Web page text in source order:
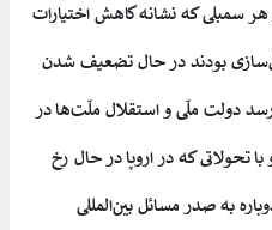
هر سمبلی که نشانه کاهش اختیارات
بودند در حال تضعیف شدن
دولت ملّی و استقلال ملّت‌ها در
تحولاتی که در اروپا در حال رخ
به صدر مسائل بین‌المللی